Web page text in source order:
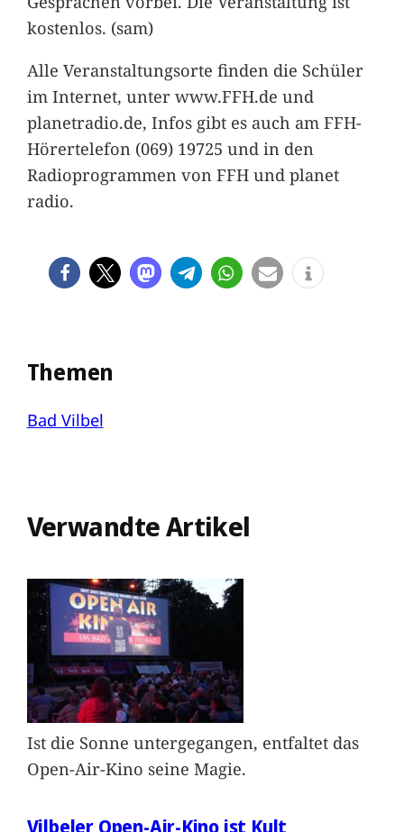
kostenlos. (sam)
Alle Veranstaltungsorte finden die Schüler
im Internet, unter www.FFH.de und
planetradio.de, Infos gibt es auch am FFH-
Hörertelefon (069) 19725 und in den
Radioprogrammen von FFH und planet
radio.
Themen
Bad Vilbel
Verwandte Artikel
Ist die Sonne untergegangen, entfaltet das
Open-Air-Kino seine Magie.
Vilbeler Open-Air-Kino ist Kult